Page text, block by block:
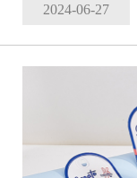
2024-06-27